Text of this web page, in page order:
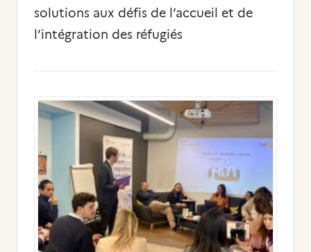
solutions aux défis de l’accueil et de
l’intégration des réfugiés